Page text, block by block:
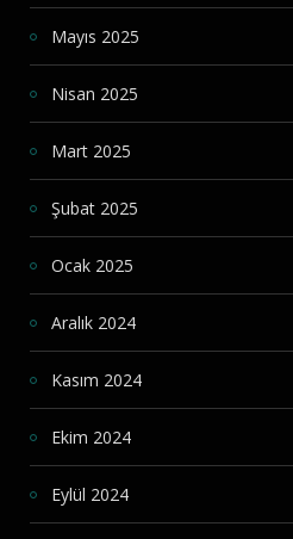
Mayıs 2025
Nisan 2025
Mart 2025
Şubat 2025
Ocak 2025
Aralık 2024
Kasım 2024
Ekim 2024
Eylül 2024